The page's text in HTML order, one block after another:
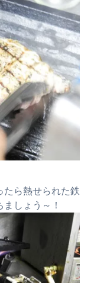
たら熱せられた鉄
しょう～！